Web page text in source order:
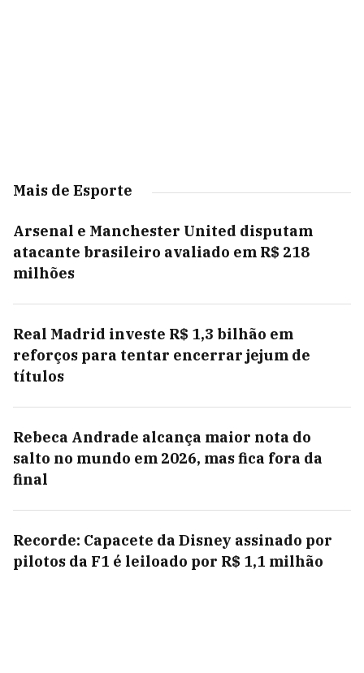
Mais de Esporte
Arsenal e Manchester United disputam
atacante brasileiro avaliado em R$ 218
milhões
Real Madrid investe R$ 1,3 bilhão em
reforços para tentar encerrar jejum de
títulos
Rebeca Andrade alcança maior nota do
salto no mundo em 2026, mas fica fora da
final
Recorde: Capacete da Disney assinado por
pilotos da F1 é leiloado por R$ 1,1 milhão